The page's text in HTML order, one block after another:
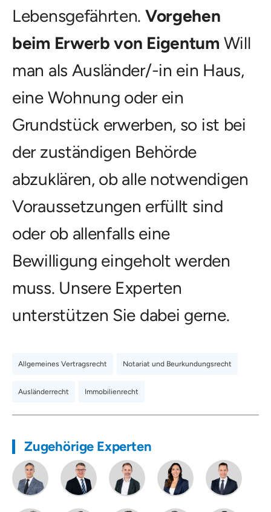
Lebensgefährten. Vorgehen
beim Erwerb von Eigentum Will
man als Ausländer/-in ein Haus,
eine Wohnung oder ein
Grundstück erwerben, so ist bei
der zuständigen Behörde
abzuklären, ob alle notwendigen
Voraussetzungen erfüllt sind
oder ob allenfalls eine
Bewilligung eingeholt werden
muss. Unsere Experten
unterstützen Sie dabei gerne.
Allgemeines Vertragsrecht Notariat und Beurkundungsrecht
Ausländerrecht Immobilienrecht
Zugehörige Experten